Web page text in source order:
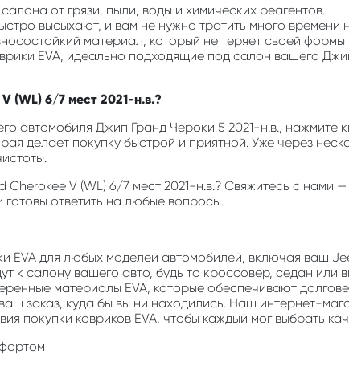
от грязи, пыли, воды и химических реагентов.
высыхают, и вам не нужно тратить много времени
материал, который не теряет своей
EVA, идеально подходящие под салон вашего
(WL) 6/7 мест 2021-н.в.?
автомобиля Джип Гранд Чероки 5 2021-н.в., нажмите
делает покупку быстрой и приятной. Уже через
Cherokee V (WL) 6/7 мест 2021-н.в.? Свяжитесь с
ответить на любые вопросы.
EVA для любых моделей автомобилей, включая ваш
к салону вашего авто, будь то кроссовер, седан или
материалы EVA, которые обеспечивают
заказ, куда бы вы ни находились. Наш интернет-
покупки ковриков EVA, чтобы каждый мог выбрать